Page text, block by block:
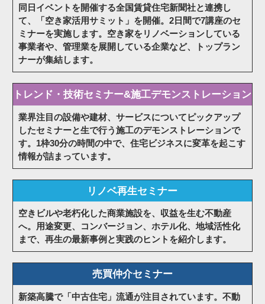
同日イベントを開催する全国賃貸住宅新聞社と連携し
て、「空き家活用サミット」を開催。2日間で7講座のセ
ミナーを実施します。空き家をリノベーションしている
事業者や、管理業を展開している企業など、トップラン
ナーが集結します。
トレンド・技術セミナー&施工デモンストレーション
業界注目の設備や建材、サービスについてピックアップ
したセミナーと生で行う施工のデモンストレーションで
す。1枠30分の時間の中で、住宅ビジネスに変革を起こす
情報が詰まっています。
リノベ再生セミナー
空きビルや老朽化した商業施設を、収益を生む不動産
へ。用途変更、コンバージョン、ホテル化、地域活性化
まで、再生の最新事例と実践のヒントを紹介します。
売買仲介セミナー
新築高騰で「中古住宅」流通が注目されています。不動